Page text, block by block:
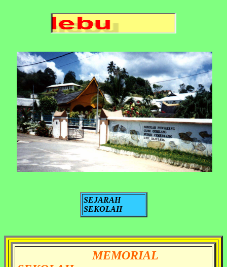
SEJARAH
SEKOLAH
MEMORIAL